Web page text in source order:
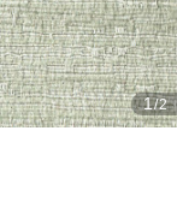
1/2